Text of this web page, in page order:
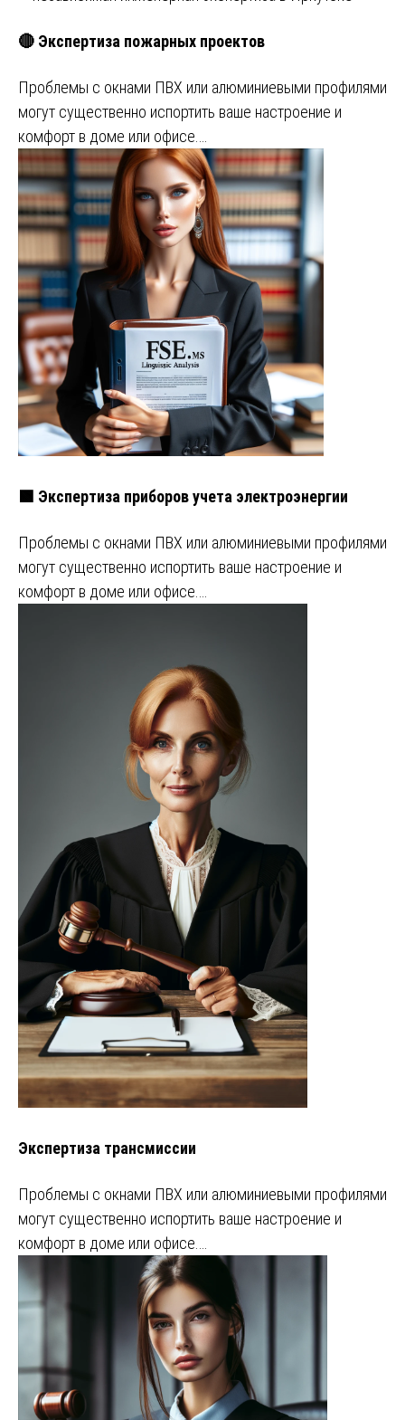
🔴 Экспертиза пожарных проектов
Проблемы с окнами ПВХ или алюминиевыми профилями
могут существенно испортить ваше настроение и
комфорт в доме или офисе.…
🟩 Экспертиза приборов учета электроэнергии
Проблемы с окнами ПВХ или алюминиевыми профилями
могут существенно испортить ваше настроение и
комфорт в доме или офисе.…
Экспертиза трансмиссии
Проблемы с окнами ПВХ или алюминиевыми профилями
могут существенно испортить ваше настроение и
комфорт в доме или офисе.…